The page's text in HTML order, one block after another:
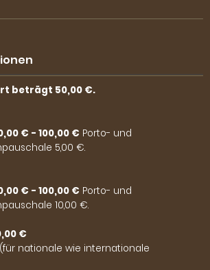
beträgt 50,00 €.
€ - 100,00 € Porto- und
5,00 €.
€ - 100,00 € Porto- und
10,00 €.
€
nationale wie internationale